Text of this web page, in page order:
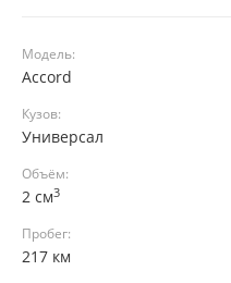
Модель:
Accord
Кузов:
Универсал
Объём:
2 см3
Пробег:
217 км